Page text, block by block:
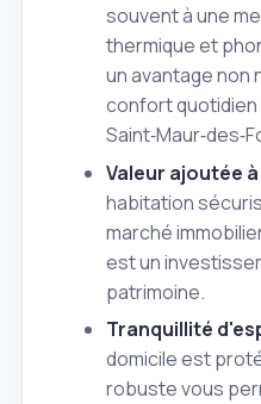
souvent à une
thermique et
un avantage non
confort quotidien
Valeur ajoutée
habitation
marché
est un
patrimoine.
Tranquillité
domicile est
robuste vous